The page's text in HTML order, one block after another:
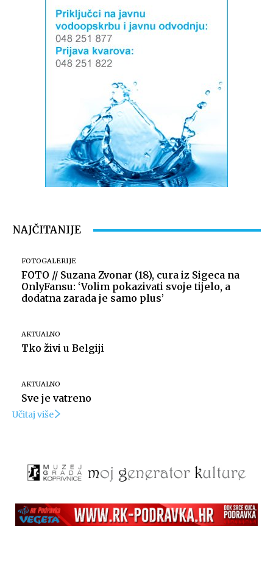
NAJČITANIJE
FOTOGALERIJE
FOTO // Suzana Zvonar (18), cura iz Sigeca na
OnlyFansu: ‘Volim pokazivati svoje tijelo, a
dodatna zarada je samo plus’
AKTUALNO
Tko živi u Belgiji
AKTUALNO
Sve je vatreno
Učitaj više